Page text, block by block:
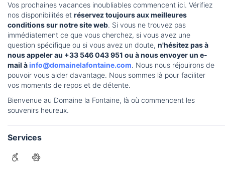
Vos prochaines vacances inoubliables commencent ici. Vérifiez
nos disponibilités et réservez toujours aux meilleures
conditions sur notre site web. Si vous ne trouvez pas
immédiatement ce que vous cherchez, si vous avez une
question spécifique ou si vous avez un doute, n'hésitez pas à
nous appeler au +33 546 043 951 ou à nous envoyer un e-
mail àinfo@domainelafontaine.com. Nous nous réjouirons de
pouvoir vous aider davantage. Nous sommes là pour faciliter
vos moments de repos et de détente.
Bienvenue au Domaine la Fontaine, là où commencent les
souvenirs heureux.
Services